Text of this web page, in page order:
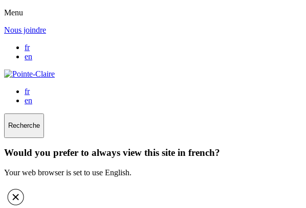
Menu
Nous joindre
fr
en
fr
en
Recherche
Would you prefer to always view this site in french?
Your web browser is set to use English.